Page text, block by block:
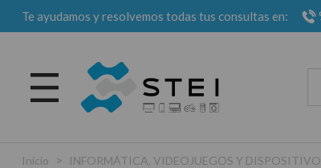
Te ayudamos y resolvemos todas tus consultas en:
Inicio > INFORMÁTICA, VIDEOJUEGOS Y